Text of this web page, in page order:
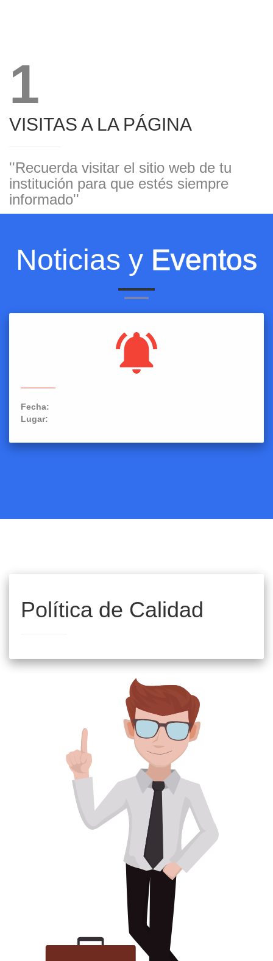
1
VISITAS A LA PÁGINA
''Recuerda visitar el sitio web de tu
institución para que estés siempre
informado''
Noticias y Eventos
Fecha:
Lugar:
Política de Calidad